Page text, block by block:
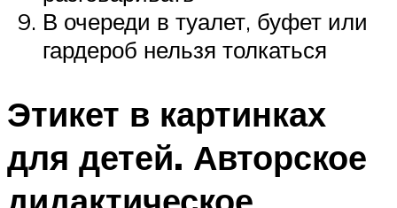
В очереди в туалет, буфет или
гардероб нельзя толкаться
Этикет в картинках
для детей. Авторское